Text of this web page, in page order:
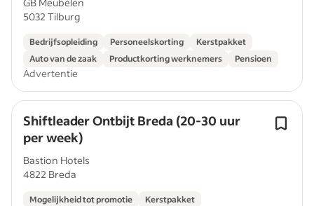
5032 Tilburg
Bedrijfsopleiding Personeelskorting
Kerstpakket
Auto van de zaak
Productkorting werknemers Pensioen
Advertentie
Shiftleader Ontbijt Breda (20-30 uur
per week)
Bastion Hotels
4822 Breda
Mogelijkheid tot promotie Kerstpakket